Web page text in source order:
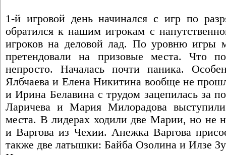
1-й игровой день начинался с игр по
обратился к нашим игрокам с
игроков на деловой лад. По уровню игры
претендовали на призовые места. Что
непросто. Началась почти паника.
Ялбчаева и Елена Никитина вообще не
и Ирина Белавина с трудом зацепилась за
Ларичева и Мария Милорадова
места. В лидерах ходили две Марии, но не
и Варгова из Чехии. Анежка Варгова
также две латышки: Байба Озолина и Илзе